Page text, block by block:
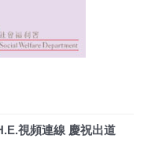
視頻連線 慶祝出道